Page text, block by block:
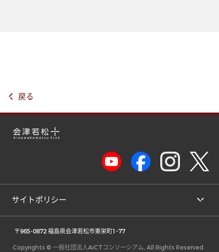
戻る
サイトポリシー
〒965-0872 福島県会津若松市東栄町1-77
Copyrights © 一般社団法人AiCTコンソーシアム, All Rights Reserved.